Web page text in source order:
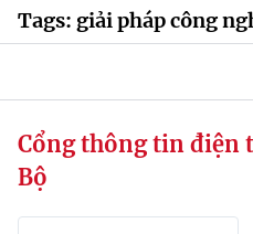
Trang chủ
Tags: giải pháp công
Cổng thông tin điện
Bộ